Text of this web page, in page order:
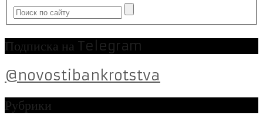
Подписка на Telegram
@novostibankrotstva
Рубрики